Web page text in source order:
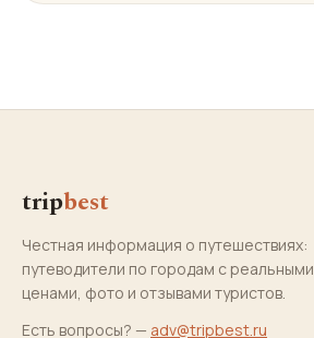
tripbest
Честная информация о путешествиях:
путеводители по городам с реальными
ценами, фото и отзывами туристов.
Есть вопросы? — adv@tripbest.ru